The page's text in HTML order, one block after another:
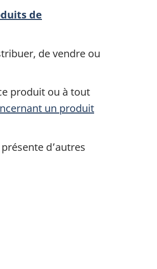
de
de vendre ou
produit ou à tout
un produit
d’autres